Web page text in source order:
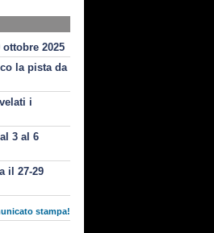
2025
la pista da
i
3 al 6
il 27-29
stampa!